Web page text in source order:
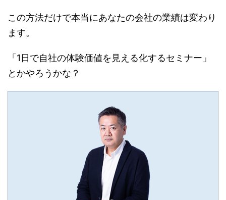
この方法だけで本当にあなたの会社の業績は変わり
ます。
「1日で自社の体験価値を見える化するセミナー」
とかやろうかな？